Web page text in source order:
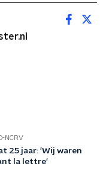
NCRV
25 jaar: 'Wij waren
la lettre'